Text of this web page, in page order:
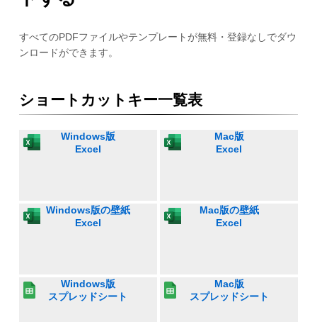
すべてのPDFファイルやテンプレートが無料・登録なしでダウ
ンロードができます。
ショートカットキー一覧表
Windows版
Excel
Mac版
Excel
Windows版の壁紙
Excel
Mac版の壁紙
Excel
Windows版
スプレッドシート
Mac版
スプレッドシート